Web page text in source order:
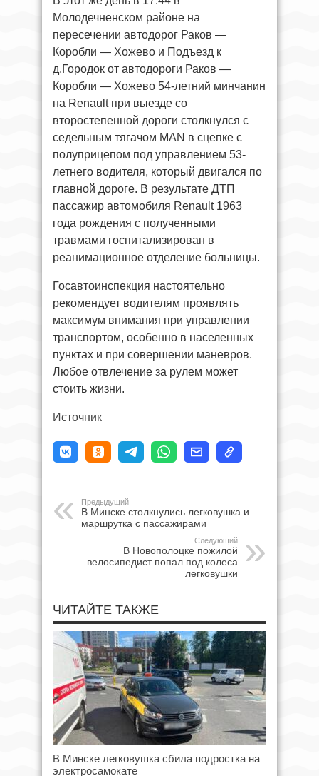
Молодечненском районе на
пересечении автодорог Раков —
Коробли — Хожево и Подъезд к
д.Городок от автодороги Раков —
Коробли — Хожево 54-летний минчанин
на Renault при выезде со
второстепенной дороги столкнулся с
седельным тягачом MAN в сцепке с
полуприцепом под управлением 53-
летнего водителя, который двигался по
главной дороге. В результате ДТП
пассажир автомобиля Renault 1963
года рождения с полученными
травмами госпитализирован в
реанимационное отделение больницы.
Госавтоинспекция настоятельно
рекомендует водителям проявлять
максимум внимания при управлении
транспортом, особенно в населенных
пунктах и при совершении маневров.
Любое отвлечение за рулем может
стоить жизни.
Источник
Предыдущий
В Минске столкнулись легковушка и
маршрутка с пассажирами
Следующий
В Новополоцке пожилой
велосипедист попал под колеса
легковушки
ЧИТАЙТЕ ТАКЖЕ
В Минске легковушка сбила подростка на
электросамокате